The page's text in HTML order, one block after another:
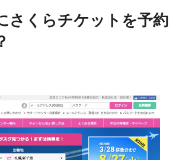
さくらチケットを予約